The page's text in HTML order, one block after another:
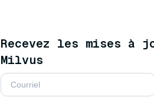
Recevez les mises à
Milvus